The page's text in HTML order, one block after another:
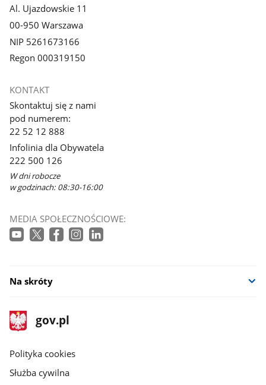
Al. Ujazdowskie 11
00-950 Warszawa
NIP 5261673166
Regon 000319150
KONTAKT
Skontaktuj się z nami
pod numerem:
22 52 12 888
Infolinia dla Obywatela
222 500 126
W dni robocze
w godzinach: 08:30-16:00
MEDIA SPOŁECZNOŚCIOWE:
Na skróty
stopka
gov.pl
Strona
gov.pl
gov.pl
Polityka cookies
Służba cywilna